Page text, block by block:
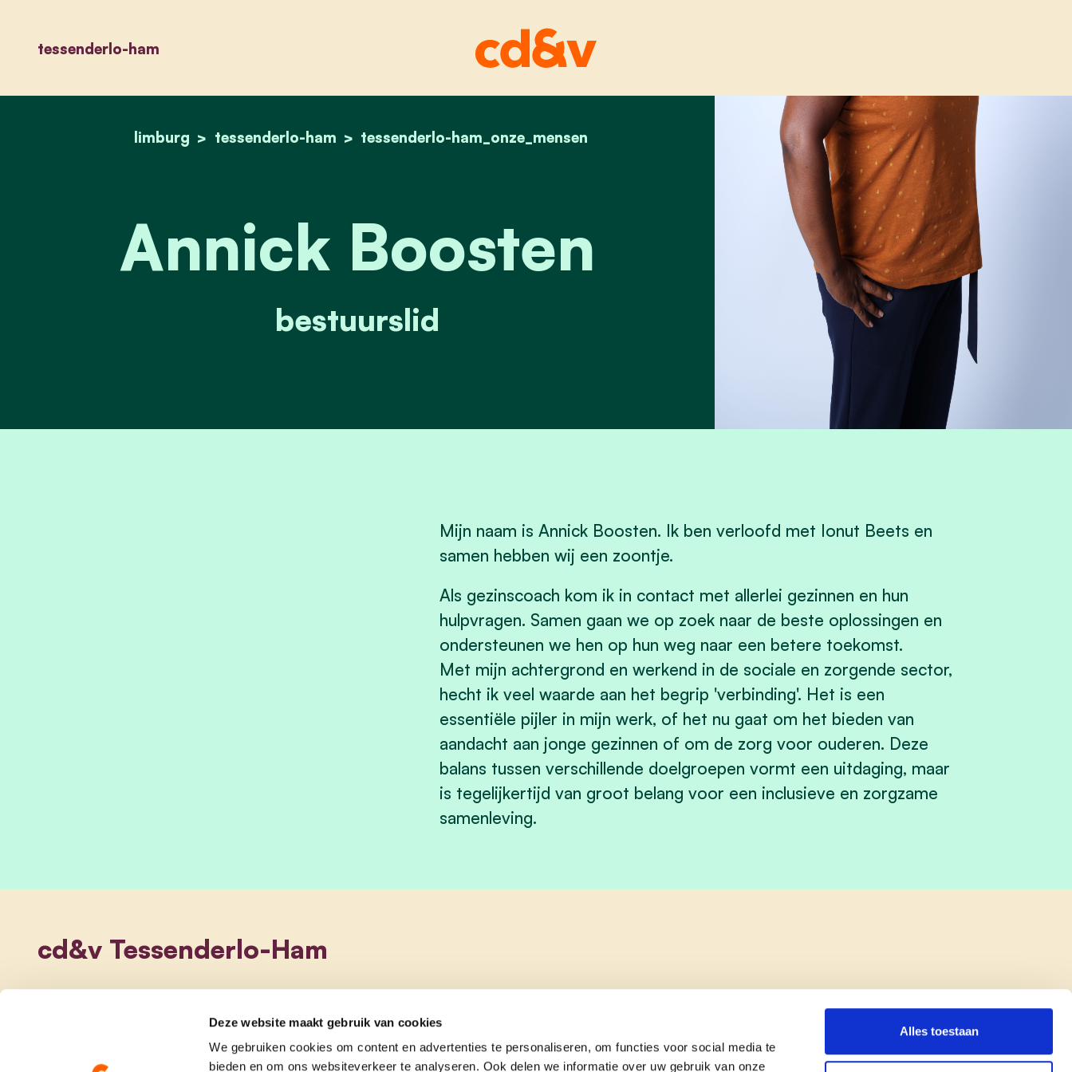
Deze website maakt gebruik van cookies
We gebruiken cookies om content en advertenties te personaliseren, om functies voor social media te
bieden en om ons websiteverkeer te analyseren. Ook delen we informatie over uw gebruik van onze
Alles toestaan
tessenderlo-ham
home
limburg tessenderlo-ham tessenderlo-ham_onze_mensen
annick boosten
Annick Boosten
bestuurslid
Mijn naam is Annick Boosten. Ik ben verloofd met Ionut Beets en
samen hebben wij een zoontje.
Als gezinscoach kom ik in contact met allerlei gezinnen en hun
hulpvragen. Samen gaan we op zoek naar de beste oplossingen en
ondersteunen we hen op hun weg naar een betere toekomst.
Met mijn achtergrond en werkend in de sociale en zorgende sector,
hecht ik veel waarde aan het begrip 'verbinding'. Het is een
essentiële pijler in mijn werk, of het nu gaat om het bieden van
aandacht aan jonge gezinnen of om de zorg voor ouderen. Deze
balans tussen verschillende doelgroepen vormt een uitdaging, maar
is tegelijkertijd van groot belang voor een inclusieve en zorgzame
samenleving.
cd&v Tessenderlo-Ham